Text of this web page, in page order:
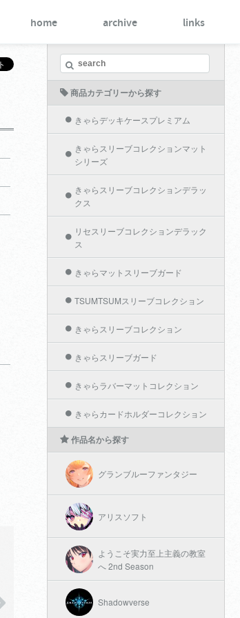
home archive links
商品カテゴリーから探す
きゃらデッキケースプレミアム
きゃらスリーブコレクションマット
シリーズ
きゃらスリーブコレクションデラッ
クス
リセスリーブコレクションデラック
ス
きゃらマットスリーブガード
TSUMTSUMスリーブコレクション
きゃらスリーブコレクション
きゃらスリーブガード
きゃらラバーマットコレクション
きゃらカードホルダーコレクション
作品名から探す
グランブルーファンタジー
アリスソフト
ようこそ実力至上主義の教室
へ 2nd Season
Shadowverse